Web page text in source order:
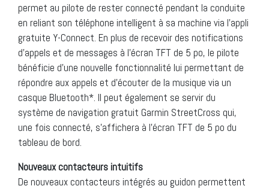
permet au pilote de rester connecté pendant la conduite
en reliant son téléphone intelligent à sa machine via l’appli
gratuite Y-Connect. En plus de recevoir des notifications
d’appels et de messages à l’écran TFT de 5 po, le pilote
bénéficie d’une nouvelle fonctionnalité lui permettant de
répondre aux appels et d’écouter de la musique via un
casque Bluetooth*. Il peut également se servir du
système de navigation gratuit Garmin StreetCross qui,
une fois connecté, s’affichera à l’écran TFT de 5 po du
tableau de bord.
Nouveaux contacteurs intuitifs
De nouveaux contacteurs intégrés au guidon permettent